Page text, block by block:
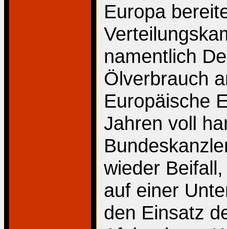
Europa
namentlich
Ölverbrauch
Europäische
Jahren voll
wieder
auf einer
den Einsatz